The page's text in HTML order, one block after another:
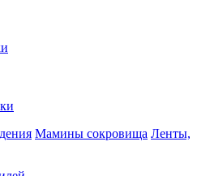
Мамины сокровища Ленты,